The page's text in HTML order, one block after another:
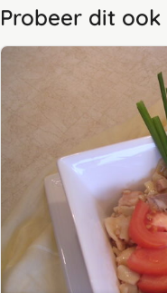
Probeer dit ook